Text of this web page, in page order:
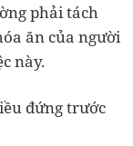
phải tách
ăn của người
này.
đứng trước